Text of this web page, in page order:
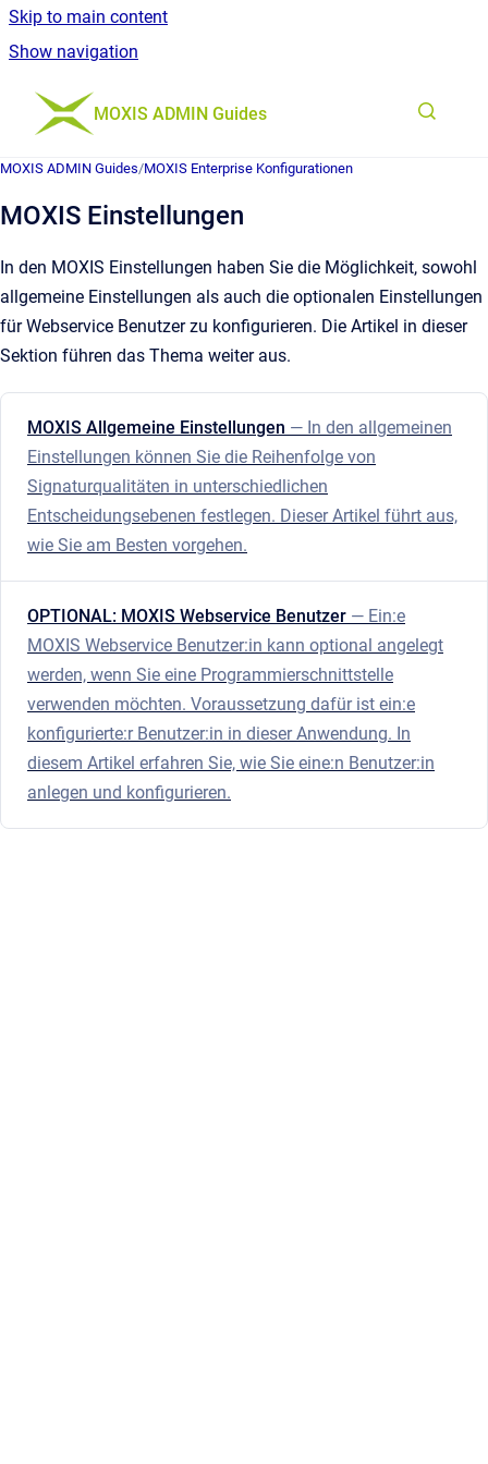
Skip to main content
Show navigation
Go to homepage
MOXIS ADMIN Guides
MOXIS ADMIN Guides/MOXIS Enterprise Konfigurationen
MOXIS Einstellungen
In den MOXIS Einstellungen haben Sie die Möglichkeit, sowohl
allgemeine Einstellungen als auch die optionalen Einstellungen
für Webservice Benutzer zu konfigurieren. Die Artikel in dieser
Sektion führen das Thema weiter aus.
MOXIS Allgemeine Einstellungen — In den allgemeinen
Einstellungen können Sie die Reihenfolge von
Signaturqualitäten in unterschiedlichen
Entscheidungsebenen festlegen. Dieser Artikel führt aus,
wie Sie am Besten vorgehen.
OPTIONAL: MOXIS Webservice Benutzer — Ein:e
MOXIS Webservice Benutzer:in kann optional angelegt
werden, wenn Sie eine Programmierschnittstelle
verwenden möchten. Voraussetzung dafür ist ein:e
konfigurierte:r Benutzer:in in dieser Anwendung. In
diesem Artikel erfahren Sie, wie Sie eine:n Benutzer:in
anlegen und konfigurieren.